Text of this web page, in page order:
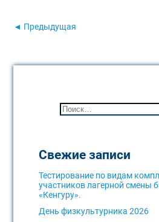
◄ Предыдущая
Свежие записи
Тестирование по видам
участников лагерной смены
«Кенгуру».
День физкультурника 2026